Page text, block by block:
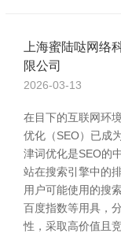
上海蜜陆哒网络
限公司
2026-03-13
在目下的互联网环
优化（SEO）已成
津词优化是SEO的
站在搜索引擎中的
用户可能使用的搜
百度指数等用具，
性，采取高价值且